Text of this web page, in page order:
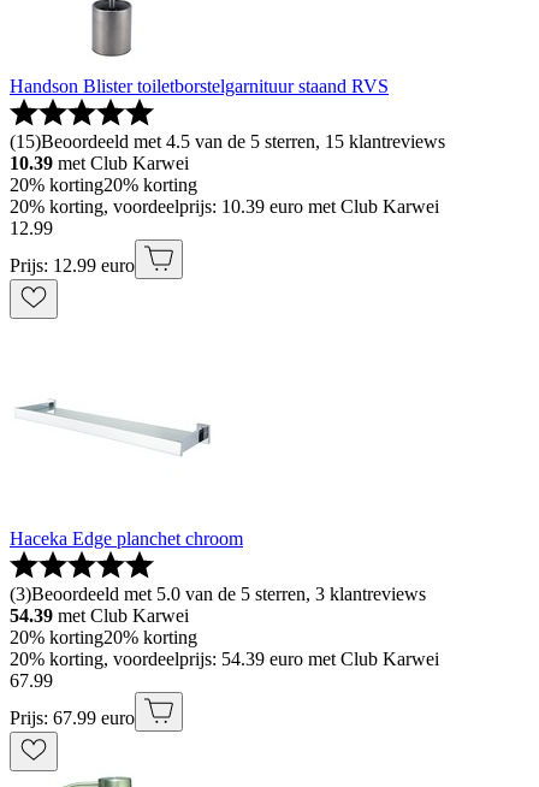
Handson Blister toiletborstelgarnituur staand RVS
(15)Beoordeeld met 4.5 van de 5 sterren, 15 klantreviews
10.39 met Club Karwei
20% korting20% korting
20% korting, voordeelprijs: 10.39 euro met Club Karwei
12.99
Prijs: 12.99 euro
Haceka Edge planchet chroom
(3)Beoordeeld met 5.0 van de 5 sterren, 3 klantreviews
54.39 met Club Karwei
20% korting20% korting
20% korting, voordeelprijs: 54.39 euro met Club Karwei
67.99
Prijs: 67.99 euro